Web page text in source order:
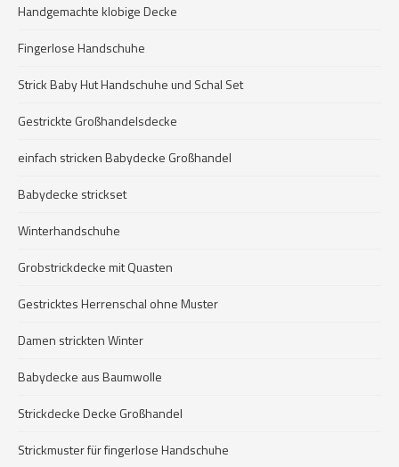
Handgemachte klobige Decke
Fingerlose Handschuhe
Strick Baby Hut Handschuhe und Schal Set
Gestrickte Großhandelsdecke
einfach stricken Babydecke Großhandel
Babydecke strickset
Winterhandschuhe
Grobstrickdecke mit Quasten
Gestricktes Herrenschal ohne Muster
Damen strickten Winter
Babydecke aus Baumwolle
Strickdecke Decke Großhandel
Strickmuster für fingerlose Handschuhe